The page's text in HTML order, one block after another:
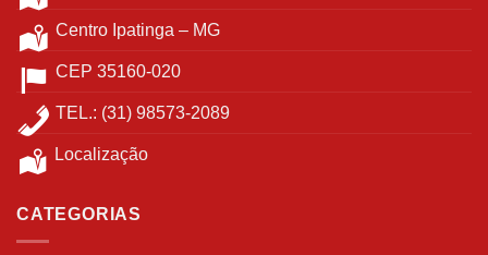
Centro Ipatinga – MG
CEP 35160-020
TEL.: (31) 98573-2089
Localização
CATEGORIAS